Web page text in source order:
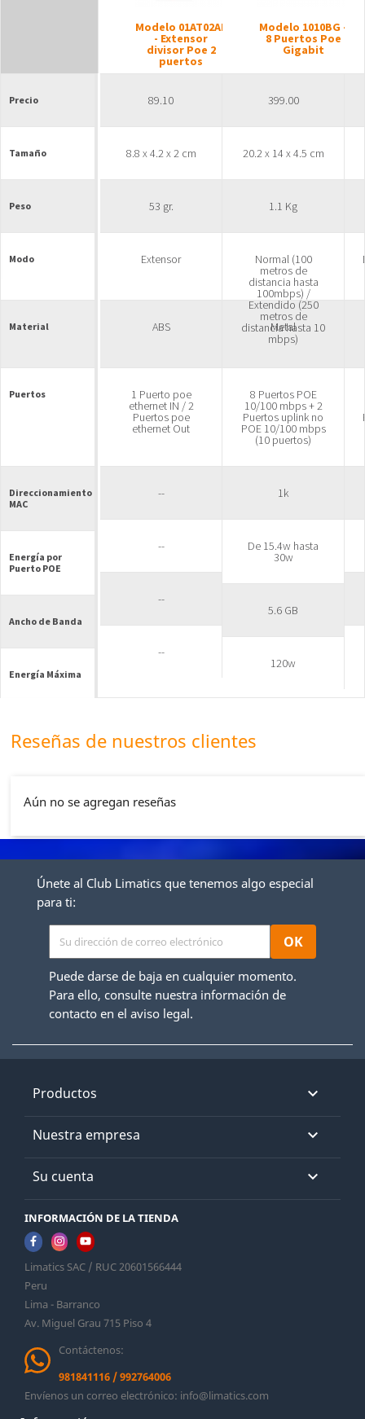
Precio
Tamaño
Peso
Modo
Material
Puertos
Direccionamiento
MAC
Energía por
Puerto POE
Ancho de Banda
Energía Máxima
Modelo 01AT02AF
- Extensor
divisor Poe 2
puertos
89.10
8.8 x 4.2 x 2 cm
53 gr.
Extensor
ABS
1 Puerto poe
ethernet IN / 2
Puertos poe
ethernet Out
--
--
--
--
Modelo 1010BG -
8 Puertos Poe
Gigabit
399.00
20.2 x 14 x 4.5 cm
1.1 Kg
Normal (100
metros de
distancia hasta
100mbps) /
Extendido (250
metros de
distancia hasta 10
mbps)
Metal
8 Puertos POE
10/100 mbps + 2
Puertos uplink no
POE 10/100 mbps
(10 puertos)
1k
De 15.4w hasta
30w
5.6 GB
120w
Reseñas de nuestros clientes
Aún no se agregan reseñas
Únete al Club Limatics que tenemos algo especial
para ti:
Puede darse de baja en cualquier momento.
Para ello, consulte nuestra información de
contacto en el aviso legal.
Productos 
Nuestra empresa 
Su cuenta 
INFORMACIÓN DE LA TIENDA
Limatics SAC / RUC 20601566444
Peru
Lima - Barranco
Av. Miguel Grau 715 Piso 4
Contáctenos:
981841116 /992764006
Envíenos un correo electrónico: info@limatics.com